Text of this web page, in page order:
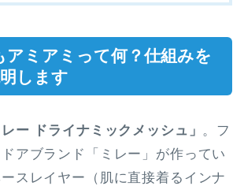
アミアミって何？仕組みを
します
レー ドライナミックメッシュ」 。フ
アブランド「ミレー」が作ってい
スレイヤー（肌に直接着るインナ